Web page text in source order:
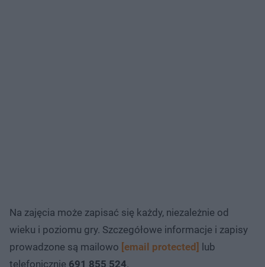
Na zajęcia może zapisać się każdy, niezależnie od
wieku i poziomu gry. Szczegółowe informacje i zapisy
prowadzone są mailowo [email protected] lub
telefonicznie 691 855 524.